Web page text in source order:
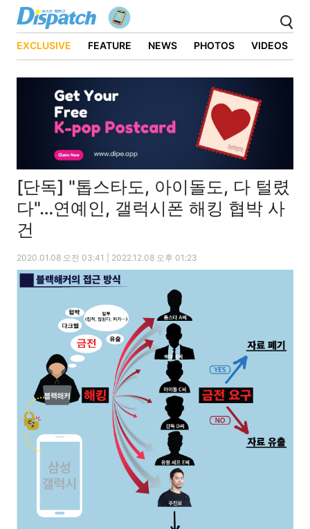
EXCLUSIVE FEATURE NEWS PHOTOS VIDEOS
[단독] "톱스타도, 아이돌도, 다 털렸
다"…연예인, 갤럭시폰 해킹 협박 사
건
2020.01.08 오전 03:41 | 2022.12.08 오후 01:23